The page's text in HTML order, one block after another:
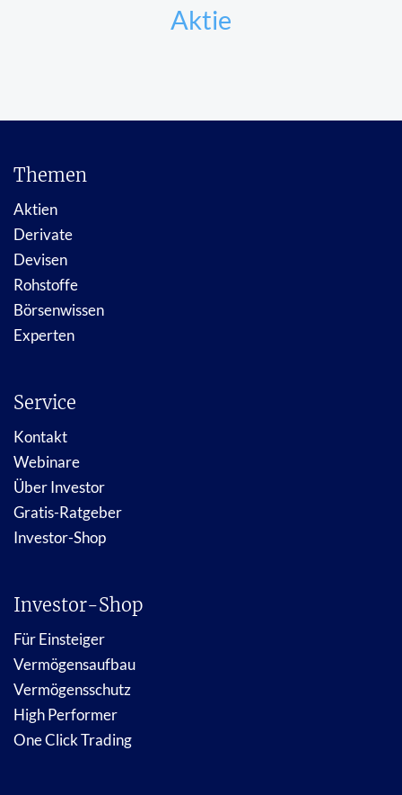
Aktie
Themen
Aktien
Derivate
Devisen
Rohstoffe
Börsenwissen
Experten
Service
Kontakt
Webinare
Über Investor
Gratis-Ratgeber
Investor-Shop
Investor-Shop
Für Einsteiger
Vermögensaufbau
Vermögensschutz
High Performer
One Click Trading